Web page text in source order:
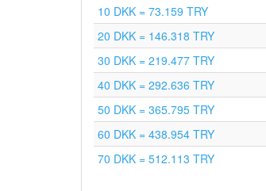
10 DKK = 73.159 TRY
20 DKK = 146.318 TRY
30 DKK = 219.477 TRY
40 DKK = 292.636 TRY
50 DKK = 365.795 TRY
60 DKK = 438.954 TRY
70 DKK = 512.113 TRY